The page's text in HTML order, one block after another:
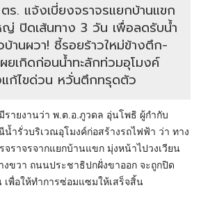
ร. แจ้งเบี่ยงจราจรแยกบ้านแขก
ญ่ ปิดเส้นทาง 3 วัน เพื่อลดรับน้ำ
านผวา! ชี้รอยร้าวใหม่ข้างตึก-
ยเกิดก่อนน้ำทะลักท่วมอุโมงค์
ก้ไขด่วน หวั่นตึกทรุดตัว
รายงานว่า พ.ต.อ.ภูวดล อุ่นโพธิ ผู้กำกับ
น้ำรั่วบริเวณอุโมงค์ก่อสร้างรถไฟฟ้า ว่า ทาง
จราจรจากแยกบ้านแขก มุ่งหน้าไปวงเวียน
งขวา ถนนประชาธิปกฝั่งขาออก จะถูกปิด
เพื่อให้ทำการซ่อมแซมให้เสร็จสิ้น